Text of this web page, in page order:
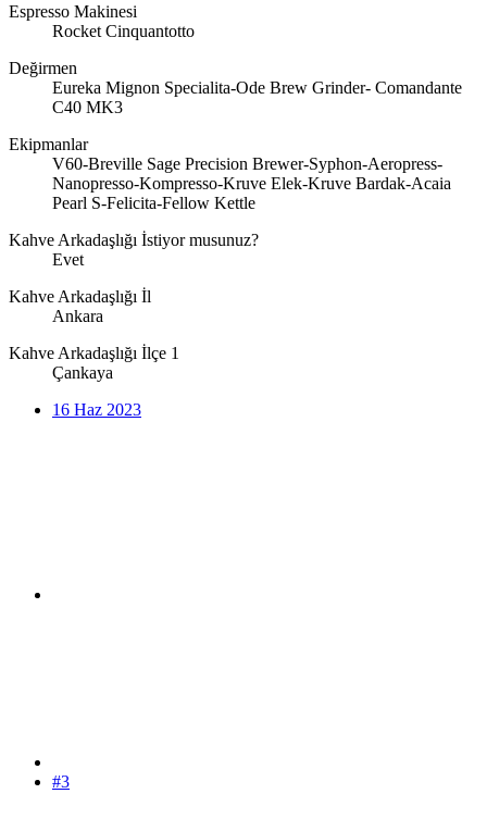
Espresso Makinesi
Rocket Cinquantotto
Değirmen
Eureka Mignon Specialita-Ode Brew Grinder- Comandante
C40 MK3
Ekipmanlar
V60-Breville Sage Precision Brewer-Syphon-Aeropress-
Nanopresso-Kompresso-Kruve Elek-Kruve Bardak-Acaia
Pearl S-Felicita-Fellow Kettle
Kahve Arkadaşlığı İstiyor musunuz?
Evet
Kahve Arkadaşlığı İl
Ankara
Kahve Arkadaşlığı İlçe 1
Çankaya
16 Haz 2023
#3